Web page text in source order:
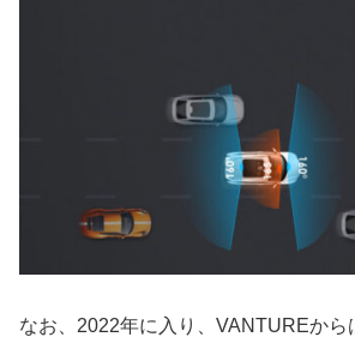
なお、2022年に入り、VANTUREから